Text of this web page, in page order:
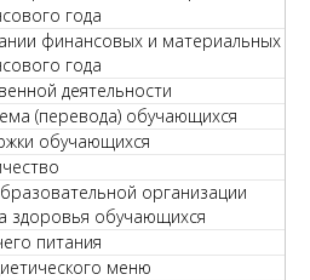
года
финансовых и материальных
года
деятельности
(перевода) обучающихся
обучающихся
организации
здоровья обучающихся
питания
меню